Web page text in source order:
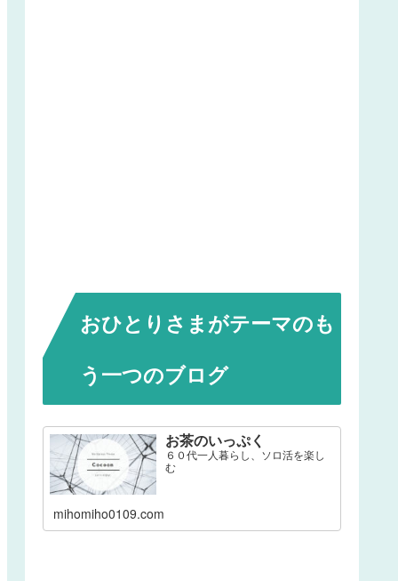
おひとりさまがテーマのも
う一つのブログ
お茶のいっぷく
６０代一人暮らし、ソロ活を楽し
む
mihomiho0109.com